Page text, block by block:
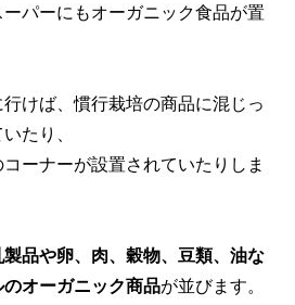
パーにもオーガニック食品が置
けば、慣行栽培の商品に混じっ
たり、
ーナーが設置されていたりしま
製品や卵、肉、穀物、豆類、油な
オーガニック商品が並びます。